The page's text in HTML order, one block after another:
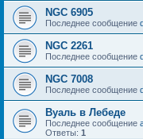
NGC 6905
Последнее сообщение
NGC 2261
Последнее сообщение
NGC 7008
Последнее сообщение
Вуаль в Лебеде
Последнее сообщение
Ответы: 1